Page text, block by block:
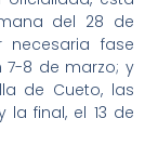
del 28 de
necesaria fase
7-8 de marzo; y
de Cueto, las
la final, el 13 de